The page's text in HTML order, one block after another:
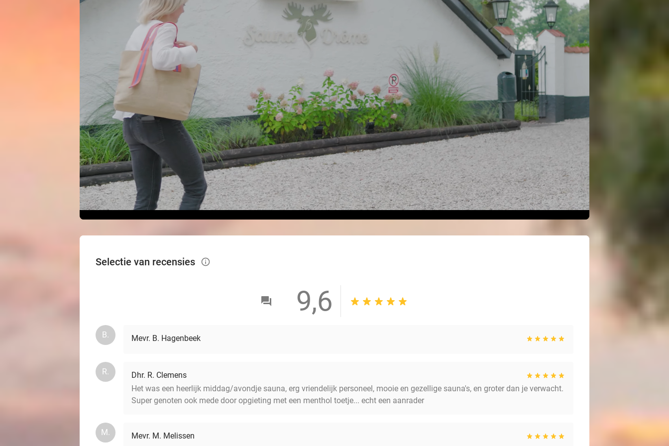
Selectie van recensies info_outlined
9,6
B. Mevr. B. Hagenbeek
R.
Dhr. R. Clemens
Het was een heerlijk middag/avondje sauna, erg vriendelijk personeel, mooie en gezellige sauna's, en groter dan je verwacht.
Super genoten ook mede door opgieting met een menthol toetje... echt een aanrader
M.
Mevr. M. Melissen